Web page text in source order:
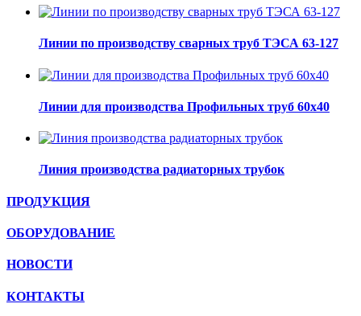
Линии по производству сварных труб ТЭСА 63-127
Линии для производства Профильных труб 60х40
Линия производства радиаторных трубок
ПРОДУКЦИЯ
ОБОРУДОВАНИЕ
НОВОСТИ
КОНТАКТЫ